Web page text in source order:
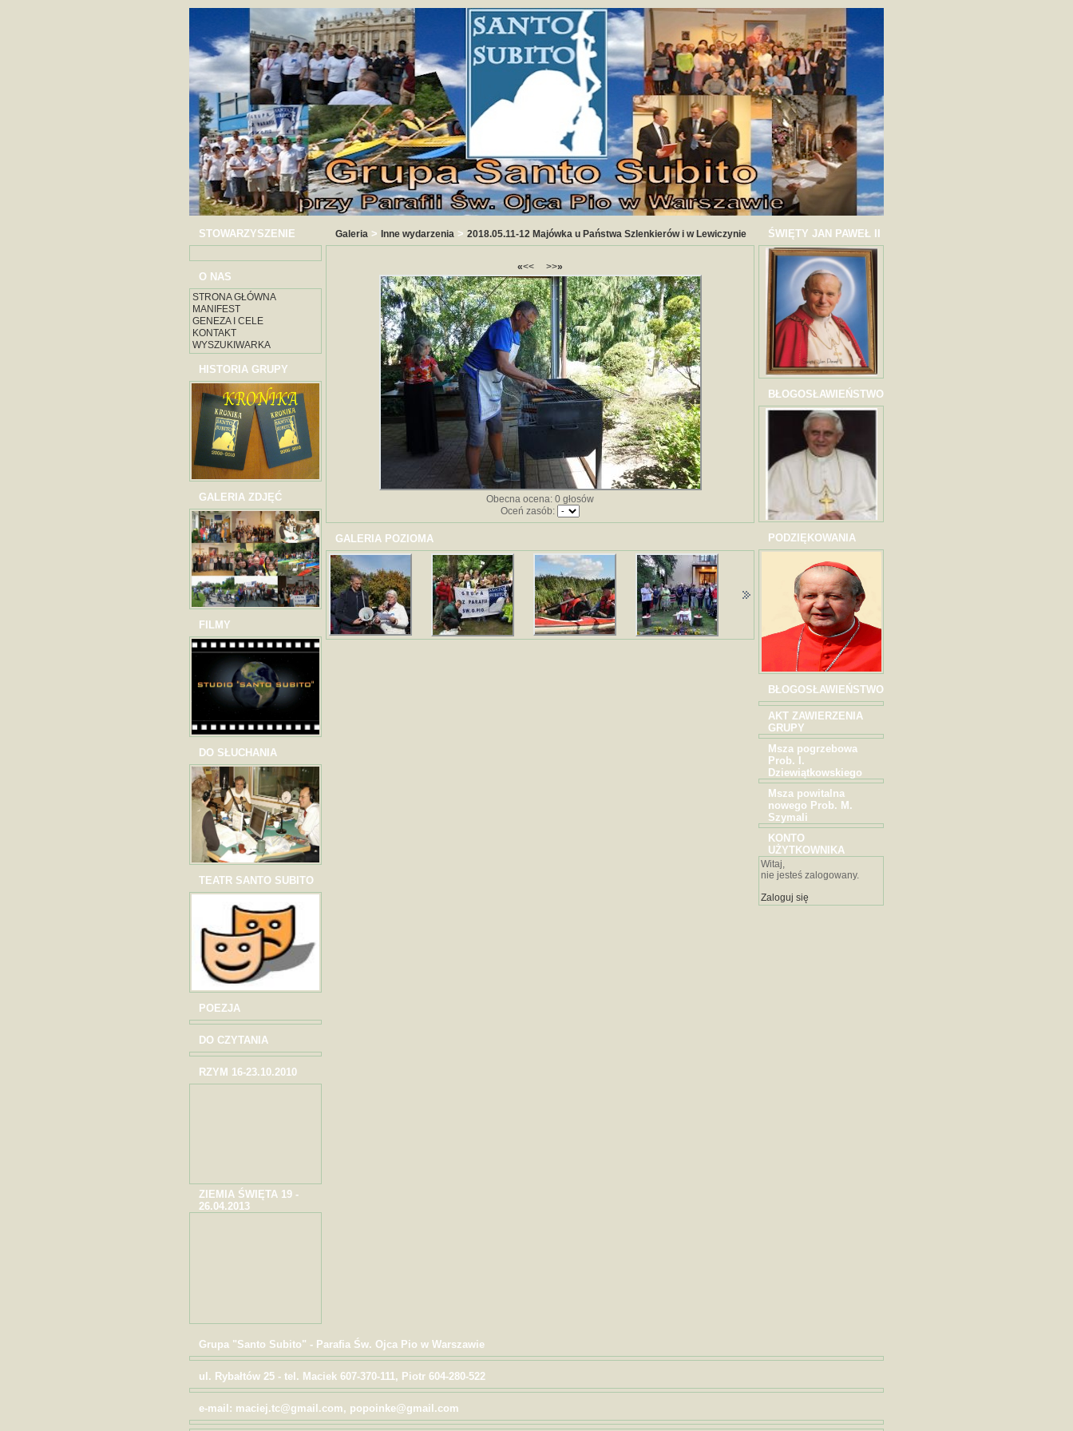
STOWARZYSZENIE
O NAS
STRONA GŁÓWNA
MANIFEST
GENEZA I CELE
KONTAKT
WYSZUKIWARKA
HISTORIA GRUPY
GALERIA ZDJĘĆ
FILMY
DO SŁUCHANIA
TEATR SANTO SUBITO
POEZJA
DO CZYTANIA
RZYM 16-23.10.2010
ZIEMIA ŚWIĘTA 19 -
26.04.2013
Galeria > Inne wydarzenia > 2018.05.11-12 Majówka u Państwa Szlenkierów i w Lewiczynie
«<< >>»
Obecna ocena: 0 głosów
Oceń zasób:
GALERIA POZIOMA
ŚWIĘTY JAN PAWEŁ II
BŁOGOSŁAWIEŃSTWO
PODZIĘKOWANIA
BŁOGOSŁAWIEŃSTWO
AKT ZAWIERZENIA
GRUPY
Msza pogrzebowa
Prob. I.
Dziewiątkowskiego
Msza powitalna
nowego Prob. M.
Szymali
KONTO
UŻYTKOWNIKA
Witaj,
nie jesteś zalogowany.
Zaloguj się
Grupa "Santo Subito" - Parafia Św. Ojca Pio w Warszawie
ul. Rybałtów 25 - tel. Maciek 607-370-111, Piotr 604-280-522
e-mail: maciej.tc@gmail.com, popoinke@gmail.com